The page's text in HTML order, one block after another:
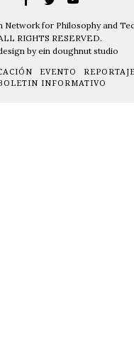
Network for Philosophy and
RIGHTS RESERVED.
by ein doughnut studio
EVENTO
INFORMATIVO